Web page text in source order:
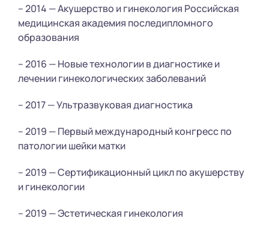
– 2014 — Акушерство и гинекология Российская
медицинская академия последипломного
образования
– 2016 — Новые технологии в диагностике и
лечении гинекологических заболеваний
– 2017 — Ультразвуковая диагностика
– 2019 — Первый международный конгресс по
патологии шейки матки
– 2019 — Сертификационный цикл по акушерству
и гинекологии
– 2019 — Эстетическая гинекология